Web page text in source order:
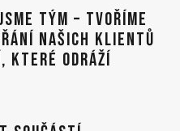
TÝM – TVOŘÍME
NAŠICH KLIENTŮ
KTERÉ ODRÁŽÍ